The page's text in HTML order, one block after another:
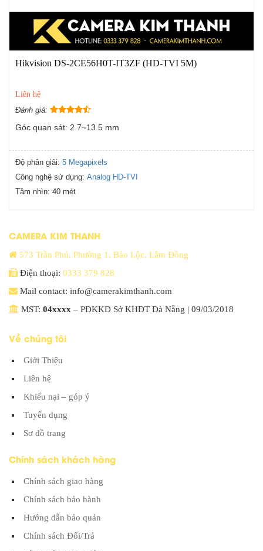
Hikvision DS-2CE56H0T-IT3ZF (HD-TVI 5M)
Liên hệ
Đánh giá:
Góc quan sát: 2.7~13.5 mm
Độ phân giải: 5 Megapixels
Công nghệ sử dụng: Analog HD-TVI
Tầm nhìn: 40 mét
CAMERA KIM THANH
573 Trần Phú, Phường 1, Bảo Lộc, Lâm Đồng
Điện thoại: 0333 379 828
Mail contact: info@camerakimthanh.com
MST: 04xxxx – PĐKKD Sở KHĐT Đà Nẵng | 09/03/2018
Về chúng tôi
Giới Thiệu
Liên hệ
Khiếu nại – góp ý
Tuyển dụng
Sơ đồ trang
Chính sách khách hàng
Chính sách giao hàng
Chính sách bảo hành
Hướng dẫn bảo quản
Chính sách Đổi/Trả